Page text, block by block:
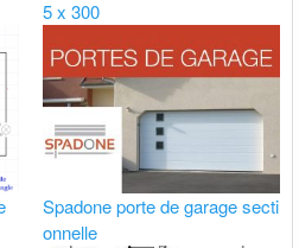
5 x 300
Spadone porte de garage secti
onnelle